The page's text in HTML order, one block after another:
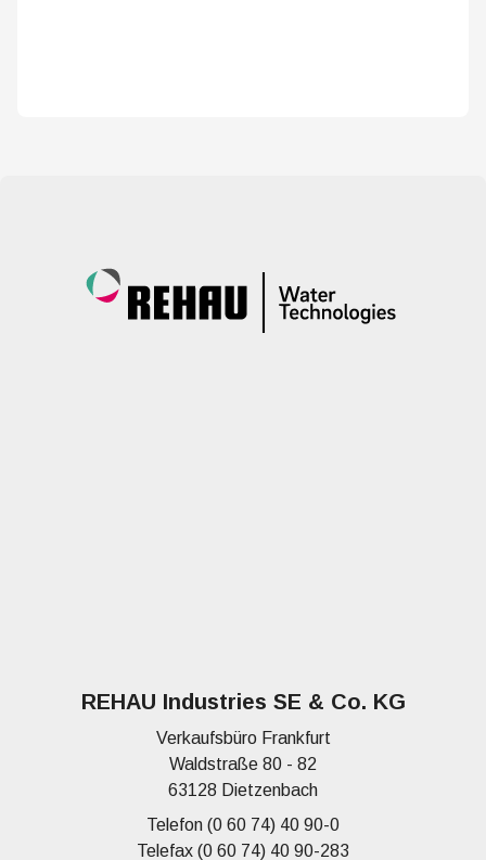
REHAU Industries SE & Co. KG
Verkaufsbüro Frankfurt
Waldstraße 80 - 82
63128 Dietzenbach
Telefon (0 60 74) 40 90-0
Telefax (0 60 74) 40 90-283